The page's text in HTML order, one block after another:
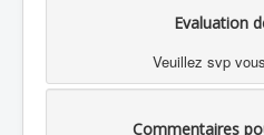
Evaluation
Veuillez svp
Commentaires